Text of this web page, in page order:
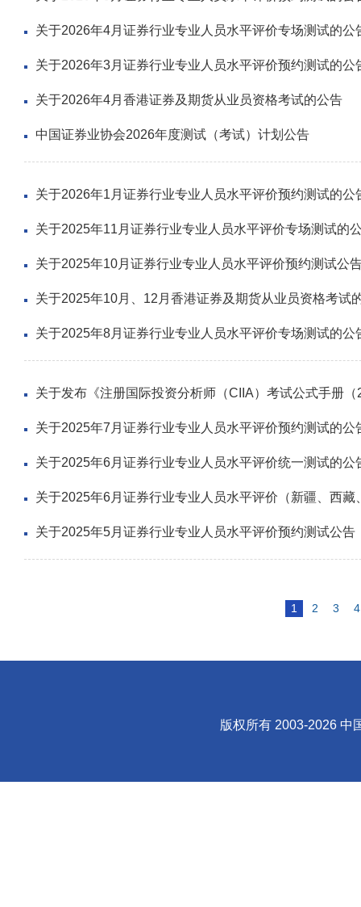
关于2026年4月证券行业专业人员水平评价专场测试的公
关于2026年3月证券行业专业人员水平评价预约测试的公
关于2026年4月香港证券及期货从业员资格考试的公告
中国证券业协会2026年度测试（考试）计划公告
关于2026年1月证券行业专业人员水平评价预约测试的公
关于2025年11月证券行业专业人员水平评价专场测试的
关于2025年10月证券行业专业人员水平评价预约测试公
关于2025年10月、12月香港证券及期货从业员资格考试
关于2025年8月证券行业专业人员水平评价专场测试的公
关于发布《注册国际投资分析师（CIIA）考试公式手册
关于2025年7月证券行业专业人员水平评价预约测试的公
关于2025年6月证券行业专业人员水平评价统一测试的公
关于2025年6月证券行业专业人员水平评价（新疆、西藏
关于2025年5月证券行业专业人员水平评价预约测试公告
1 2 3 4
版权所有 2003-2026 中